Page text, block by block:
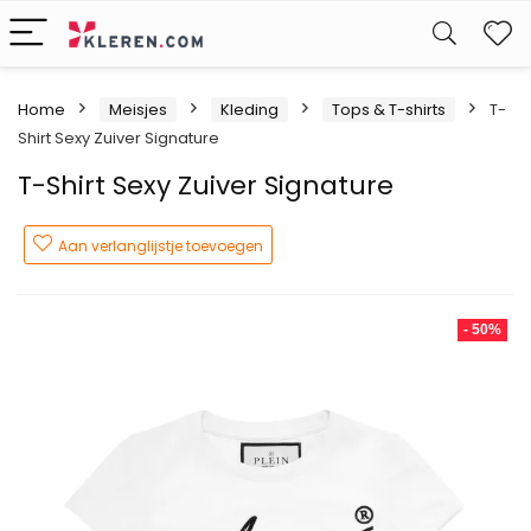
Home Meisjes Kleding Tops & T-shirts
T-
Shirt Sexy Zuiver Signature
T-Shirt Sexy Zuiver Signature
Aan verlanglijstje toevoegen
- 50%